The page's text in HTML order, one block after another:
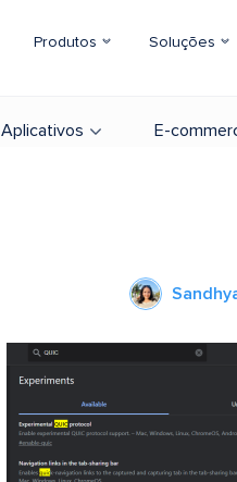
Produtos Soluções
Aplicativos E-